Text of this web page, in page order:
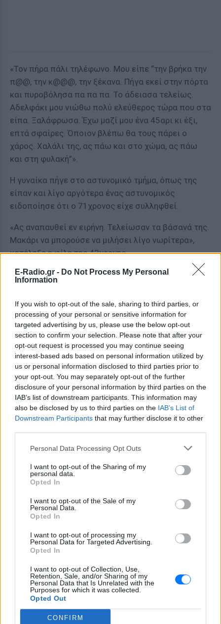
E-Radio.gr - Do Not Process My Personal
Information
If you wish to opt-out of the sale, sharing to third parties, or
processing of your personal or sensitive information for
targeted advertising by us, please use the below opt-out
section to confirm your selection. Please note that after your
opt-out request is processed you may continue seeing
interest-based ads based on personal information utilized by
us or personal information disclosed to third parties prior to
your opt-out. You may separately opt-out of the further
disclosure of your personal information by third parties on the
IAB’s list of downstream participants. This information may
also be disclosed by us to third parties on the IAB’s List of
Downstream Participants that may further disclose it to other
Personal Data Processing Opt Outs
I want to opt-out of the Sharing of my
personal data.
Opted In
I want to opt-out of the Sale of my
Personal Data.
Opted In
I want to opt-out of processing my
Personal Data for Targeted Advertising.
Opted In
I want to opt-out of Collection, Use,
Retention, Sale, and/or Sharing of my
Personal Data that Is Unrelated with the
Purposes for which it was collected.
Opted Out
CONFIRM
«Τον πήρα πάλι τηλέφωνο. Μου είπε “την βρήκα την
π@@, την κ@@@, την ξέκανα. Πήγα εκεί στην πόρτα
και πυροβόλησα πα πα πα. Το άδειασα τελείως.
Αδελφάκι μου νιώθω πολύ ελεύθερος τώρα που στα
είπα. Ξαλάφρωσα. Έχω μαζί μου ένα 45αρι κι έξι,
επτά σφαίρες. Όποιον βλέπω θα τους πάρει ο
χάρος. Χαλάλι της, ας πάω και στο χώμα, ας πάω
και στη φυλακή”».
Η γυναίκα πήγε στο αστυνομικό τμήμα, όπως της
είπαν και λίγο αργότερα ένας αστυνομικός
ειδοποίησε ότι ο 71χρονος είχε συλληφθεί.
«Ας αναπαυθεί εν ειρήνη. Τελείωσαν τα βάσανά της.
Μακάρι να μπορούσε να μιλήσει λίγο νωρίτερα»,
κατέληξε η φίλη της 43χρονης.
[ΠΗΓΗ]
ΔΙΑΦΗΜΙΣΗ
Ακολουθήστε το E-Radio.gr στο
Google News
και μάθετε πρώτοι τα πιο hot νέα.
Για ακόμη περισσότερανέα, μπείτε στην
ειδήσεωντου E-Daily.gr
Ακολουθήστε το E-Radio.gr και στο Instagram